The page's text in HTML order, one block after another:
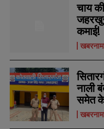
*
m
a
i
l
*
N
u
m
b
e
*
m
a
i
l
*
N
u
m
b
e
चाय
कमाई!
नाली
समेत के